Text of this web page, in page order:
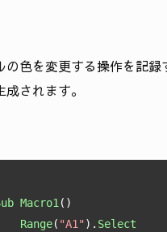
の色を変更する操作を記録
されます。
Macro1()
Range( "A1"). Select